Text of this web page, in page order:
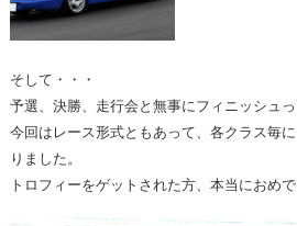
そして・・・
予選、決勝、走行会と無事にフィニッシュっ
今回はレース形式ともあって、各クラス毎
りました。
トロフィーをゲットされた方、本当におめ